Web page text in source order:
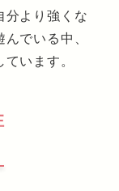
分より強くな
でいる中、
います。